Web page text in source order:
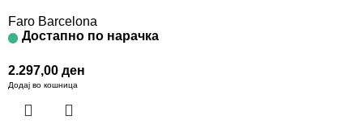
Faro Barcelona
Достапно по нарачка
2.297,00 ден
Додај во кошница